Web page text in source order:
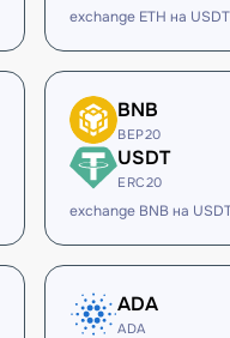
exchange ETH на
BNB
BEP20
USDT
ERC20
exchange BNB на
ADA
ADA